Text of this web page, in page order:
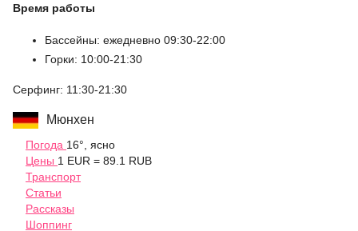
Время работы
Бассейны: ежедневно 09:30-22:00
Горки: 10:00-21:30
Серфинг: 11:30-21:30
Мюнхен
Погода 16°, ясно
Цены 1 EUR = 89.1 RUB
Транспорт
Статьи
Рассказы
Шоппинг